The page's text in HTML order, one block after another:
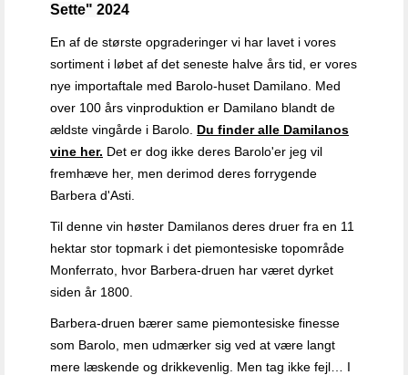
Sette" 2024
En af de største opgraderinger vi har lavet i vores
sortiment i løbet af det seneste halve års tid, er vores
nye importaftale med Barolo-huset Damilano. Med
over 100 års vinproduktion er Damilano blandt de
ældste vingårde i Barolo. Du finder alle Damilanos
vine her. Det er dog ikke deres Barolo'er jeg vil
fremhæve her, men derimod deres forrygende
Barbera d'Asti.
Til denne vin høster Damilanos deres druer fra en 11
hektar stor topmark i det piemontesiske topområde
Monferrato, hvor Barbera-druen har været dyrket
siden år 1800.
Barbera-druen bærer same piemontesiske finesse
som Barolo, men udmærker sig ved at være langt
mere læskende og drikkevenlig. Men tag ikke fejl… I